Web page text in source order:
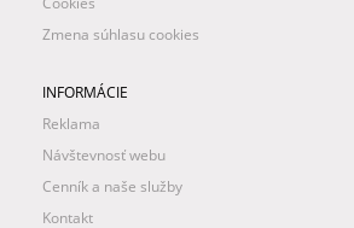
Zmena súhlasu cookies
INFORMÁCIE
Reklama
Návštevnosť webu
Cenník a naše služby
Kontakt